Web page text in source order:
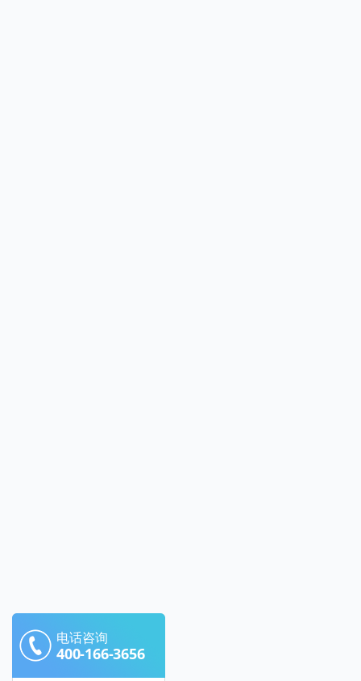
电话咨询
400-166-3656